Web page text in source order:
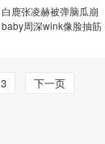
白鹿张凌赫被弹脑瓜崩
baby周深wink像脸抽筋
3 下一页